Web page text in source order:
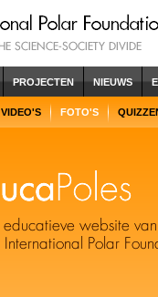
PROJECTEN NIEUWS
VIDEO'S FOTO'S